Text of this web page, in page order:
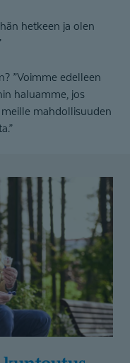
hetkeen ja olen
”Voimme edelleen
haluamme, jos
mahdollisuuden